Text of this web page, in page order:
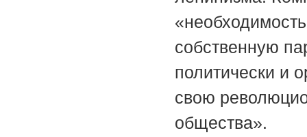
собственную
политически и
свою
общества».